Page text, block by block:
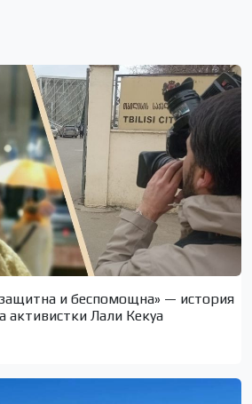
и беспомощна» — история
активистки Лали Кекуа